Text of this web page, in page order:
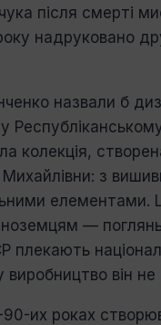
після смерті
надруковано
назвали б
колекція,
з
елементами.
—
плекають
виробництво він
их роках